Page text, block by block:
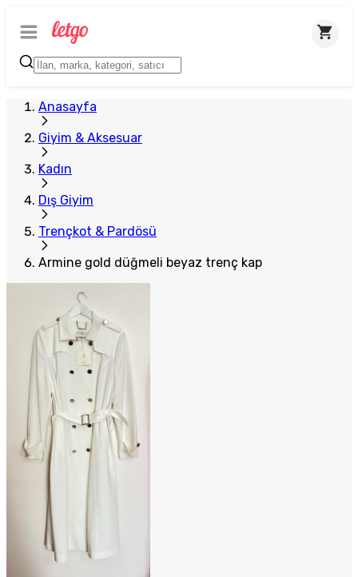
Anasayfa
Giyim & Aksesuar
Kadın
Dış Giyim
Trençkot & Pardösü
Armine gold düğmeli beyaz trenç kap